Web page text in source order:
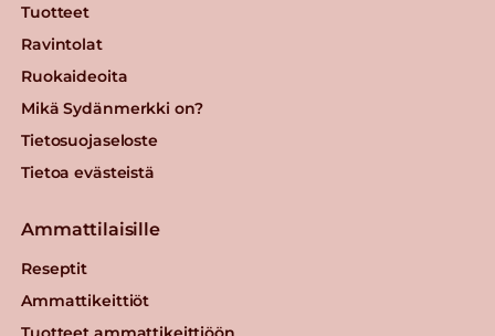
Tuotteet
Ravintolat
Ruokaideoita
Mikä Sydänmerkki on?
Tietosuojaseloste
Tietoa evästeistä
Ammattilaisille
Reseptit
Ammattikeittiöt